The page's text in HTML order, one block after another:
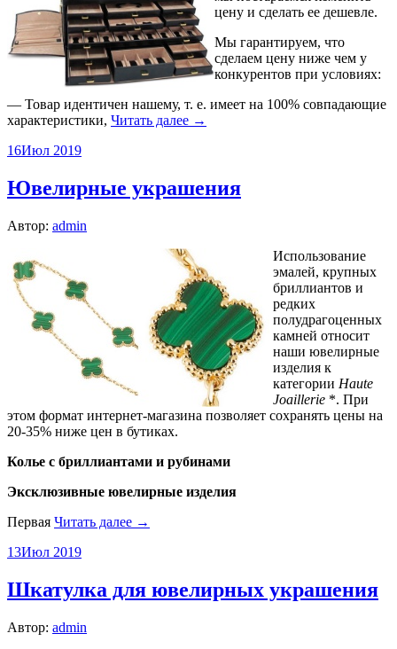
цену и сделать ее дешевле.
Мы гарантируем, что
сделаем цену ниже чем у
конкурентов при условиях:
— Товар идентичен нашему, т. е. имеет на 100% совпадающие
характеристики, Читать далее →
16Июл 2019
Ювелирные украшения
Автор: admin
Использование
эмалей, крупных
бриллиантов и
редких
полудрагоценных
камней относит
наши ювелирные
изделия к
категории Haute
Joaillerie *. При
этом формат интернет-магазина позволяет сохранять цены на
20-35% ниже цен в бутиках.
Колье с бриллиантами и рубинами
Эксклюзивные ювелирные изделия
Первая Читать далее →
13Июл 2019
Шкатулка для ювелирных украшения
Автор: admin